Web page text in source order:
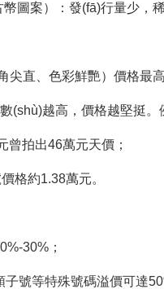
）：發(fā)行量少，稀缺
、色彩鮮艷）價格最高
越高，價格越堅挺
曾拍出46萬元天價；
約1.38萬元。
；
等特殊號碼溢價可達50%-